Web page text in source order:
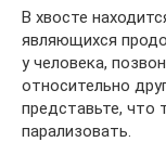
В хвосте
являющихся
у человека,
относительно
представьте, что
парализовать.